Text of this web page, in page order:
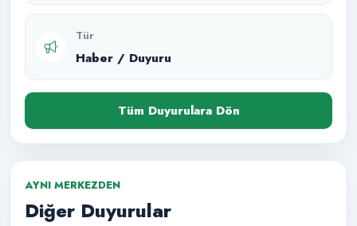
Tür
Haber / Duyuru
Tüm Duyurulara Dön
AYNI MERKEZDEN
Diğer Duyurular